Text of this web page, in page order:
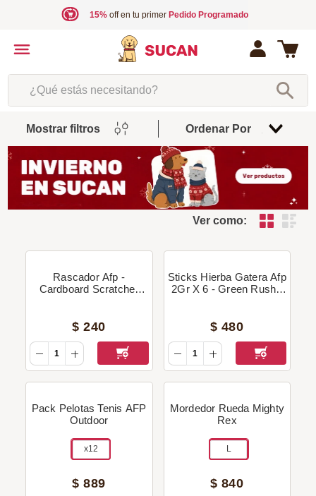
15%off en tu primer Pedido Programado
¿Qué estás necesitando?
Mostrar filtros Ordenar Por
Relevancia
Ver como:
Rascador Afp -
Cardboard Scratcher
$ 240
Sticks Hierba Gatera Afp
2Gr X 6 - Green Rush -
$ 480
Pack Pelotas Tenis AFP
Outdoor
x12
$ 889
Mordedor Rueda Mighty
Rex
L
$ 840